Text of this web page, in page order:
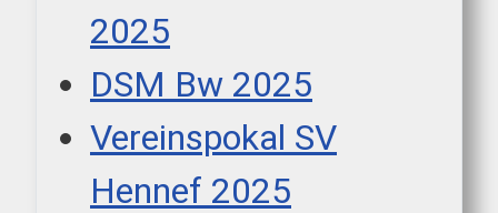
2025
DSM Bw 2025
Vereinspokal SV
Hennef 2025